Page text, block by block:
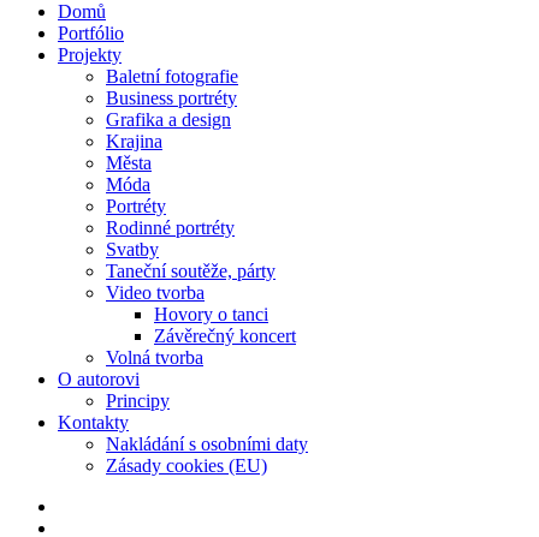
Domů
Portfólio
Projekty
Baletní fotografie
Business portréty
Grafika a design
Krajina
Města
Móda
Portréty
Rodinné portréty
Svatby
Taneční soutěže, párty
Video tvorba
Hovory o tanci
Závěrečný koncert
Volná tvorba
O autorovi
Principy
Kontakty
Nakládání s osobními daty
Zásady cookies (EU)